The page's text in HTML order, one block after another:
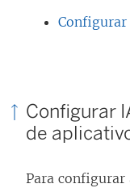
Configurar
Configurar
de
Para